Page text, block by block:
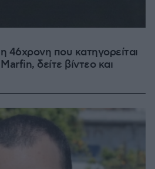
46χρονη που κατηγορείται
δείτε βίντεο και